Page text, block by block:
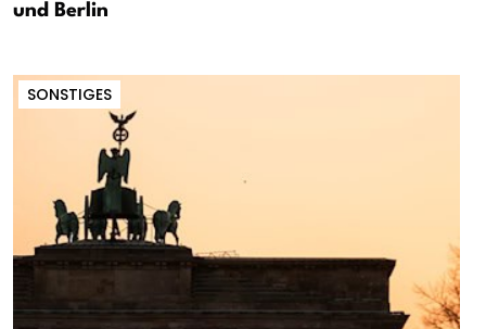
und Berlin
SONSTIGES